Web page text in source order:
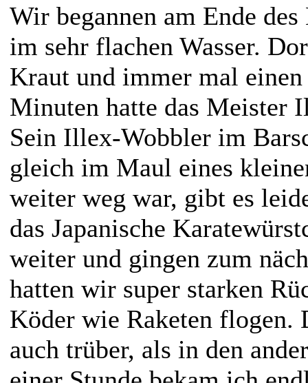
Wir begannen am Ende des
im sehr flachen Wasser.
Kraut und immer mal
Minuten hatte das Meister
Sein Illex-Wobbler im
gleich im Maul eines
weiter weg war, gibt es
das Japanische
weiter und gingen zum
hatten wir super starken
Köder wie Raketen flogen.
auch trüber, als in den